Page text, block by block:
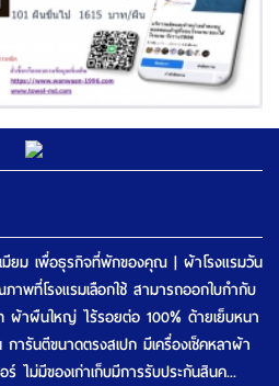
มียม เพื่อธุรกิจที่พักของคุณ | ผ้าโรงแรมวัน
าพที่โรงแรมเลือกใช้ สามารถออกใบกำกับ
ผ้าผืนใหญ่ ไร้รอยต่อ 100% ด้ายเย็บหนา
รันตีขนาดตรงสเปก มีเครื่องเช็คหลาผ้า
ไม่มีของเก่าเก็บมีการรับประกันสินค...